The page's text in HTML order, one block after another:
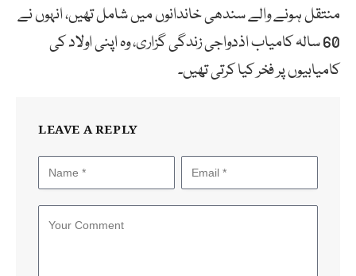
منتقل ہونے والے سندھی خاندانوں میں شامل تھیں، انہوں نے
60 سالہ کامیاب اذدواجی زندگی گزاری، وہ اپنی اولاد کی
کامیابیوں پر فخر کیا کرتی تھیں۔
LEAVE A REPLY